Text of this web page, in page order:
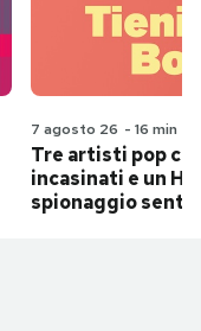
7 agosto 26 - 16 min
Tre artisti pop
incasinati e un
spionaggio